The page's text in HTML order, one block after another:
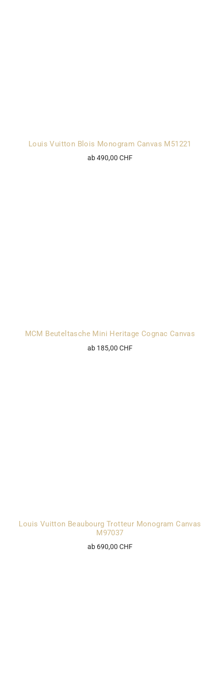
Louis Vuitton Blois Monogram Canvas M51221
ab 490,00 CHF
MCM Beuteltasche Mini Heritage Cognac Canvas
ab 185,00 CHF
Louis Vuitton Beaubourg Trotteur Monogram Canvas
M97037
ab 690,00 CHF